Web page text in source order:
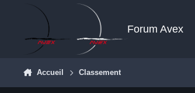
Aller au contenu
Forum Avex
Accueil Classement